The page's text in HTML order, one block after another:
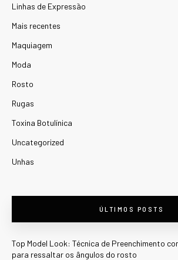
Linhas de Expressão
Mais recentes
Maquiagem
Moda
Rosto
Rugas
Toxina Botulínica
Uncategorized
Unhas
ÚLTIMOS POSTS
Top Model Look: Técnica de Preenchimento
para ressaltar os ângulos do rosto